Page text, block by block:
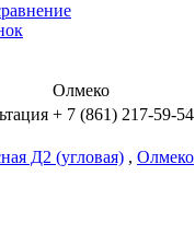
Олмеко
+ 7 (861) 217-59-54
Д2 (угловая) , Олмеко